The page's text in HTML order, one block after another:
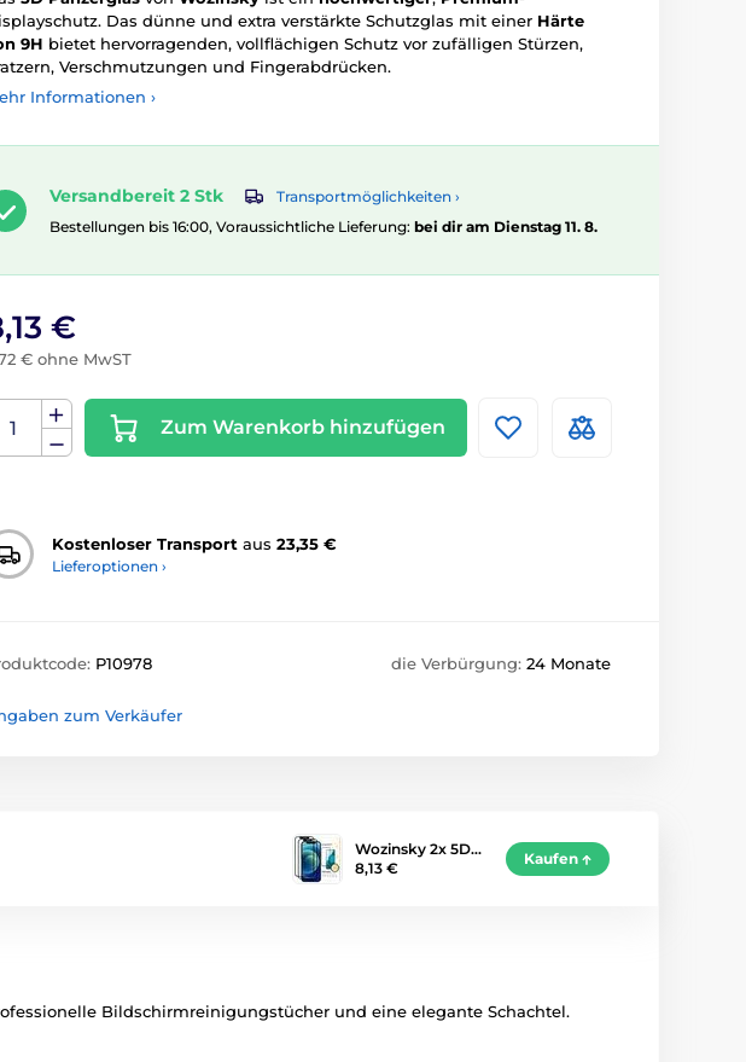
Das dünne und extra verstärkte Schutzglas mit einer Härte
9H bietet hervorragenden, vollflächigen Schutz vor zufälligen Stürzen,
Verschmutzungen und Fingerabdrücken.
Informationen ›
Versandbereit 2 Stk
Transportmöglichkeiten ›
Bestellungen bis 16:00, Voraussichtliche Lieferung: bei dir am Dienstag 11. 8.
€
€ ohne MwST
Zum Warenkorb hinzufügen
Kostenloser Transport aus 23,35 €
Lieferoptionen ›
P10978 die Verbürgung: 24 Monate
zum Verkäufer
Wozinsky 2x 5D…
8,13 €
Kaufen
Bildschirmreinigungstücher und eine elegante Schachtel.